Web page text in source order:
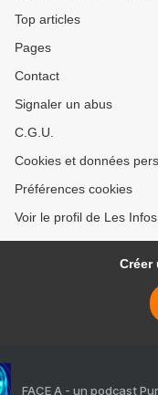
Top articles
Pages
Contact
Signaler un abus
C.G.U.
Cookies et données
Préférences cookies
Voir le profil de Les
Créer
FACE A - un podcast